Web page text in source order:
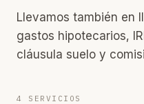
Llevamos también en
gastos hipotecarios,
cláusula suelo y
4 SERVICIOS